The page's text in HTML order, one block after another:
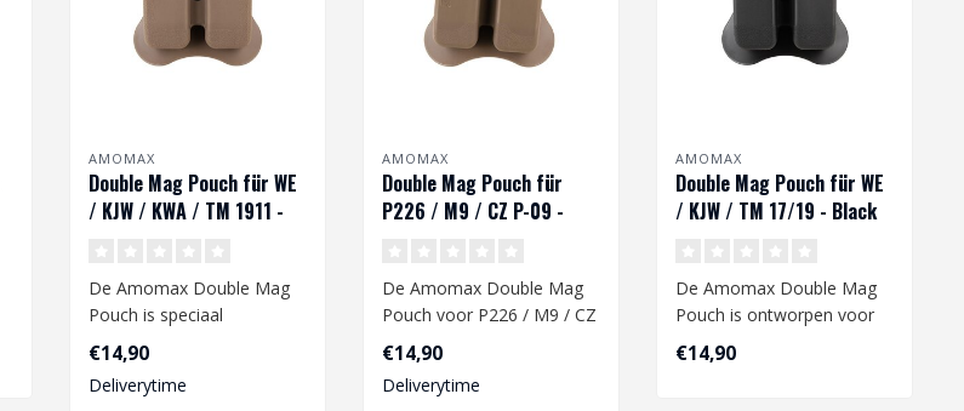
AMOMAX
Double Mag Pouch für WE
/ KJW / KWA / TM 1911 -
De Amomax Double Mag
Pouch is speciaal
ontworpen voor WE, KJW,
KWA en TM 1911 mo..
€14,90
Deliverytime
AMOMAX
Double Mag Pouch für
P226 / M9 / CZ P-09 -
De Amomax Double Mag
Pouch voor P226 / M9 / CZ
P-09 in Dark Earth is een
robuust..
€14,90
Deliverytime
AMOMAX
Double Mag Pouch für WE
/ KJW / TM 17/19 - Black
De Amomax Double Mag
Pouch is ontworpen voor
airsoftliefhebbers die
gebruik make..
€14,90